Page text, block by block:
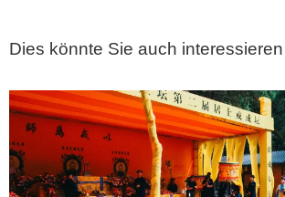
Dies könnte Sie auch interessieren